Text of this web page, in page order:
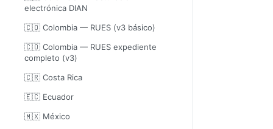
electrónica DIAN
🇨🇴 Colombia — RUES (v3 básico)
🇨🇴 Colombia — RUES expediente
completo (v3)
🇨🇷 Costa Rica
🇪🇨 Ecuador
🇲🇽 México